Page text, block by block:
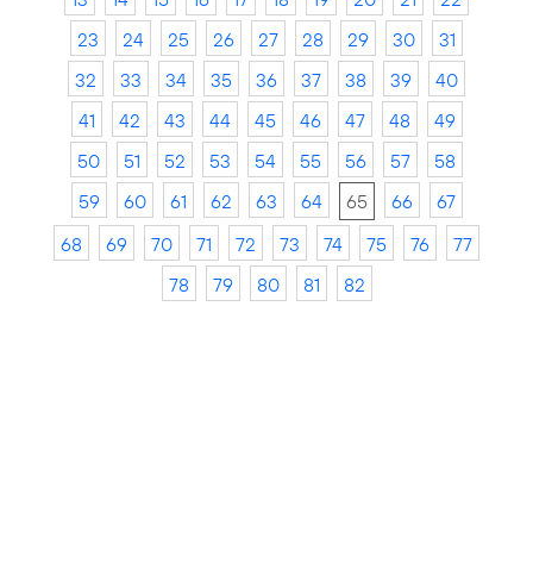
23
24 25 26 27 28 29 30
31
32
33 34 35 36 37 38 39
40
41
42 43 44 45 46 47 48
49
50
51 52 53 54 55 56 57
58
59
60 61 62 63 64 65 66
67
68
69 70 71 72 73 74 75 76
77
78
79 80 81 82